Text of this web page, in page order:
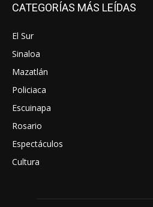
CATEGORÍAS MÁS LEÍDAS
El Sur
Sinaloa
Mazatlán
Policiaca
Escuinapa
Rosario
Espectáculos
Cultura